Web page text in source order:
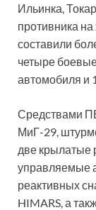
Ильинка,
противника
составили
четыре
автомобиля и
Средствами
МиГ-29,
две крылатые
управляемые
реактивных
HIMARS, а